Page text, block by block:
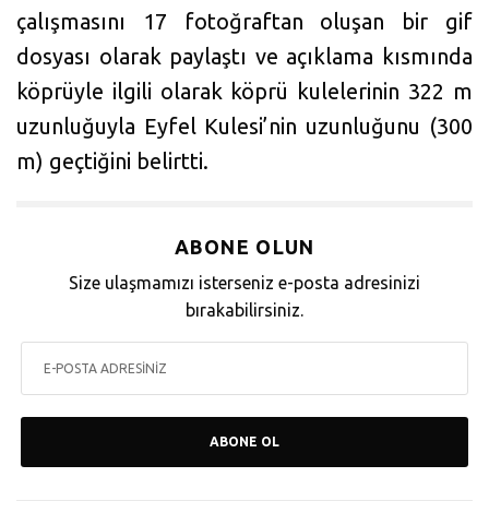
çalışmasını 17 fotoğraftan oluşan bir gif
dosyası olarak paylaştı ve açıklama kısmında
köprüyle ilgili olarak köprü kulelerinin 322 m
uzunluğuyla Eyfel Kulesi’nin uzunluğunu (300
m) geçtiğini belirtti.
ABONE OLUN
Size ulaşmamızı isterseniz e-posta adresinizi
bırakabilirsiniz.
ABONE OL